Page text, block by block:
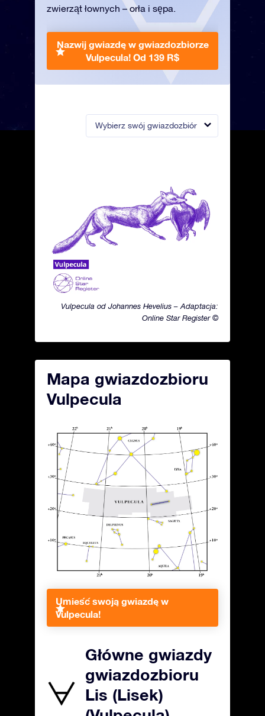
Wybierz swój gwiazdozbiór
Vulpecula od Johannes Hevelius – Adaptacja:
Online Star Register ©
zwierząt łownych – orła i sępa.
Nazwij gwiazdę w gwiazdozbiorze
Vulpecula! Od 139 R$
Mapa gwiazdozbioru
Vulpecula
Umieść swoją gwiazdę w
Vulpecula!
Główne gwiazdy
gwiazdozbioru
Lis (Lisek)